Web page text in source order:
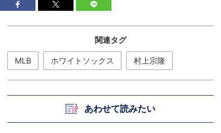
関連タグ
MLB ホワイトソックス 村上宗隆
あわせて読みたい